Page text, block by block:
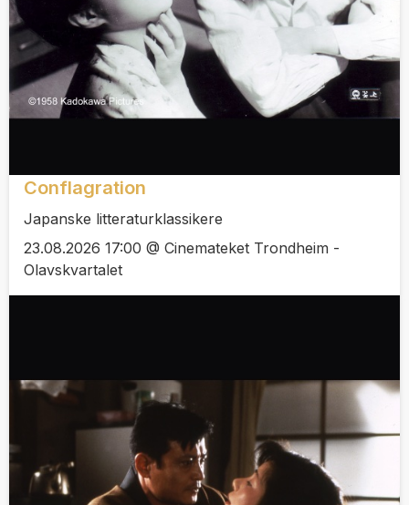
Conflagration
Japanske litteraturklassikere
23.08.2026 17:00 @ Cinemateket Trondheim -
Olavskvartalet